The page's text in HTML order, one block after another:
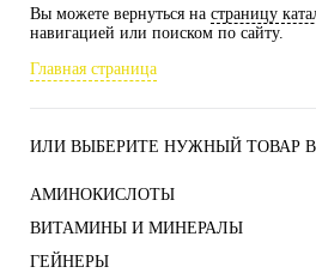
Вы можете вернуться на страницу
навигацией или поиском по сайту.
Главная страница
ИЛИ ВЫБЕРИТЕ НУЖНЫЙ ТОВАР В
АМИНОКИСЛОТЫ
ВИТАМИНЫ И МИНЕРАЛЫ
ГЕЙНЕРЫ